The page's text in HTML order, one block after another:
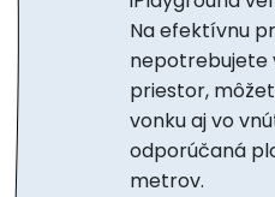
Na efektívnu
nepotrebujete
priestor,
vonku aj vo
odporúčaná
metrov.